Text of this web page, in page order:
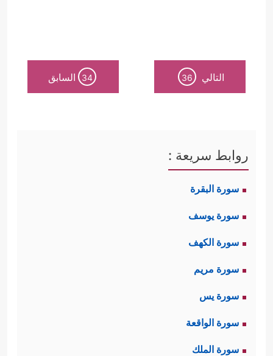
التالي 36
34 السابق
روابط سريعة :
سورة البقرة
سورة يوسف
سورة الكهف
سورة مريم
سورة يس
سورة الواقعة
سورة الملك